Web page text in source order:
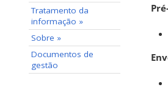
Tratamento da
informação »
Sobre »
Documentos de
gestão